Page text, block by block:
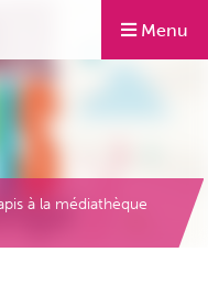
Menu
à la médiathèque